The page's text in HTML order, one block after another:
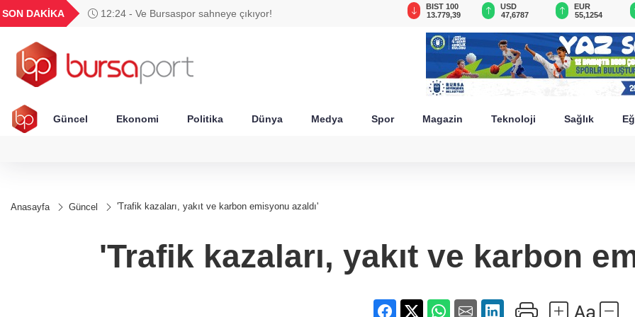
SON DAKİKA 12:24 - Ve Bursaspor sahneye çıkıyor!
GEL
18,2677
16,3788
27,9743
BIST 100
13.779,39
USD
47,6787
EUR
55,1254
Güncel Ekonomi Politika Dünya Medya Spor Magazin Teknoloji Sağlık
Anasayfa Güncel 'Trafik kazaları, yakıt ve karbon emisyonu azaldı'
'Trafik kazaları, yakıt ve karbon